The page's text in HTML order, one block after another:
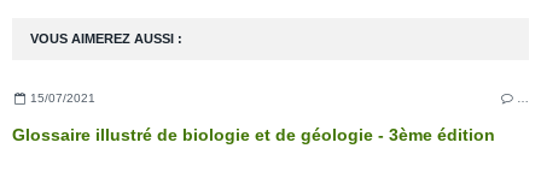
VOUS AIMEREZ AUSSI :
15/07/2021
Glossaire illustré de biologie et de géologie - 3ème édition